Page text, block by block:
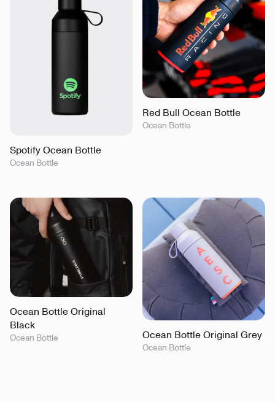
Spotify Ocean Bottle
Ocean Bottle
Red Bull Ocean Bottle
Ocean Bottle
Ocean Bottle Original
Black
Ocean Bottle Ocean Bottle Original Grey
Ocean Bottle